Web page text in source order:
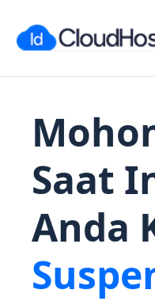
Saat
Anda